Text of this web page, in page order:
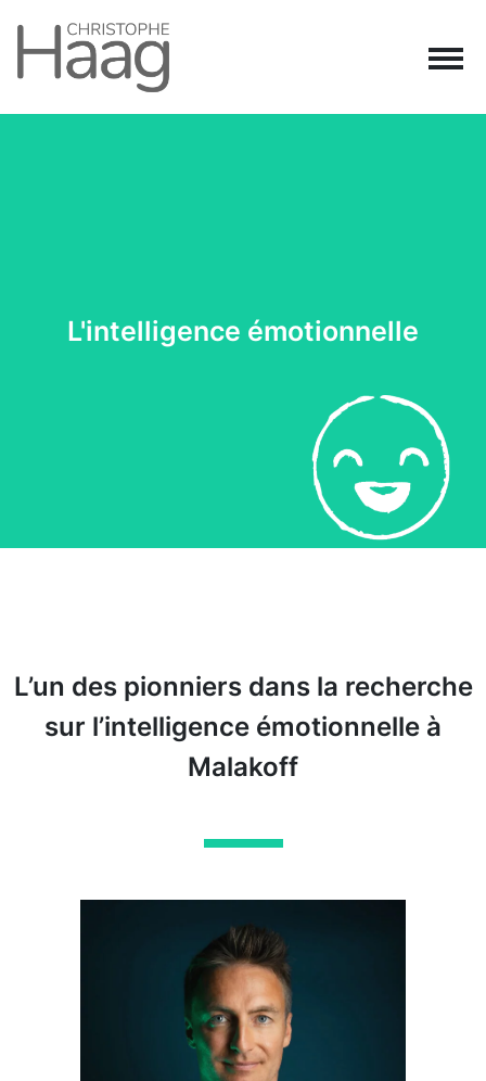
Navigation principale
L'intelligence émotionnelle
L’un des pionniers dans la recherche
sur l’intelligence émotionnelle à
Malakoff